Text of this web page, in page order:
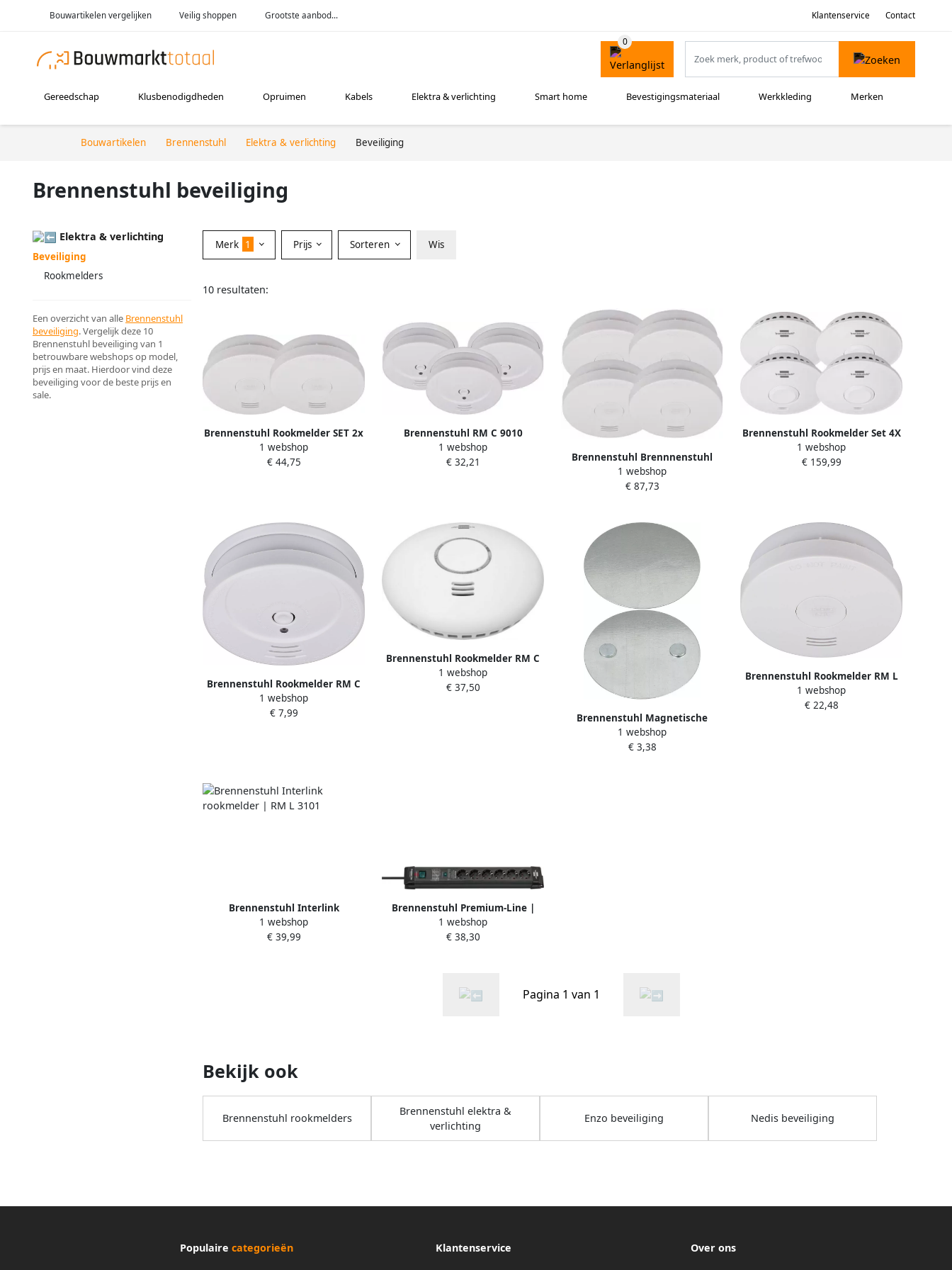
Bouwartikelen vergelijken Veilig shoppen Grootste aanbod... Klantenservice Contact
Gereedschap Klusbenodigdheden Opruimen Kabels Elektra & verlichting Smart home Bevestigingsmateriaal Werkkleding Merken
Bouwartikelen Brennenstuhl Elektra & verlichting Beveiliging
Brennenstuhl beveiliging
Elektra & verlichting
Beveiliging
Rookmelders
Een overzicht van alle Brennenstuhl
beveiliging. Vergelijk deze 10
Brennenstuhl beveiliging van 1
betrouwbare webshops op model,
prijs en maat. Hierdoor vind deze
beveiliging voor de beste prijs en
sale.
Merk 1 Prijs Sorteren Wis
10 resultaten:
Brennenstuhl Rookmelder SET 2x
RM L 3100 met geïntegreerde
batterij 1290050002
1 webshop
€ 44,75
Brennenstuhl RM C 9010
Rookmelder | 3x rookmelder RM
C 9010 1290080003
1 webshop
€ 32,21
Brennenstuhl Brennnenstuhl
Rookmelder SET | 4x RM L 3100
met geïntegreerde batterij
1 webshop
€ 87,73
Brennenstuhl Rookmelder Set 4X
Rookmelder Rm L 3100
1290210004
1 webshop
€ 159,99
Brennenstuhl Rookmelder RM C
9010 1290080
1 webshop
€ 7,99
Brennenstuhl Rookmelder RM C
9010 1290090
1 webshop
€ 37,50
Brennenstuhl Magnetische
montageplaat BR 1000 voor
Rookmelder 1290000
1 webshop
€ 3,38
Brennenstuhl Rookmelder RM L
3100 1290050
1 webshop
€ 22,48
Brennenstuhl Interlink
rookmelder | RM L 3101
1 webshop
€ 39,99
Brennenstuhl Premium-Line |
overspannings- beveiliging |
26000A | 6-voudig | zwart | 1 8m
1 webshop
€ 38,30
Pagina 1 van 1
Bekijk ook
Brennenstuhl rookmelders
Brennenstuhl elektra &
verlichting
Enzo beveiliging Nedis beveiliging
Populaire categorieën Klantenservice Over ons